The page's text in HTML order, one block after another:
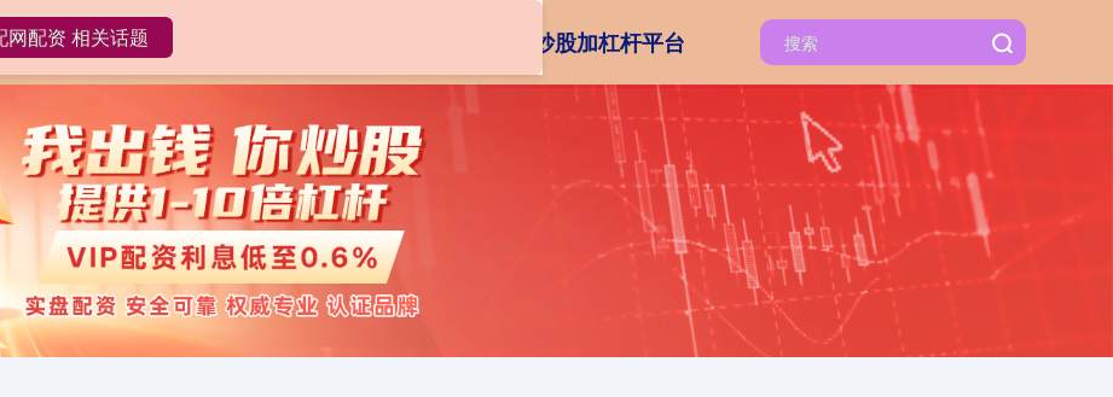
淘配网配资 炒股加杠杆平台
网配资 相关话题